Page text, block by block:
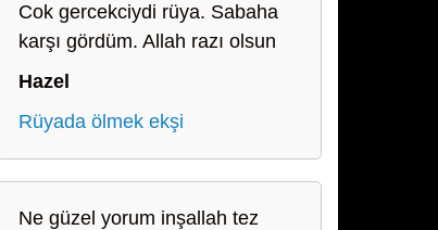
Cok gercekciydi rüya. Sabaha
karşı gördüm. Allah razı olsun
Hazel
Rüyada ölmek ekşi
Ne güzel yorum inşallah tez